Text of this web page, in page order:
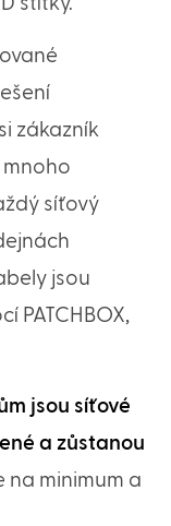
zákazník
mnoho
síťový
jsou
PATCHBOX,
jsou síťové
a zůstanou
na minimum a